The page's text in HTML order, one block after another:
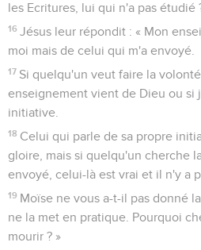
les Ecritures, lui qui n'a pas étudié
16 Jésus leur répondit : « Mon
moi mais de celui qui m'a envoyé.
17 Si quelqu'un veut faire la
enseignement vient de Dieu ou si
initiative.
18 Celui qui parle de sa propre
gloire, mais si quelqu'un cherche
envoyé, celui-là est vrai et il n'y a
19 Moïse ne vous a-t-il pas donné
ne la met en pratique. Pourquoi
mourir ? »